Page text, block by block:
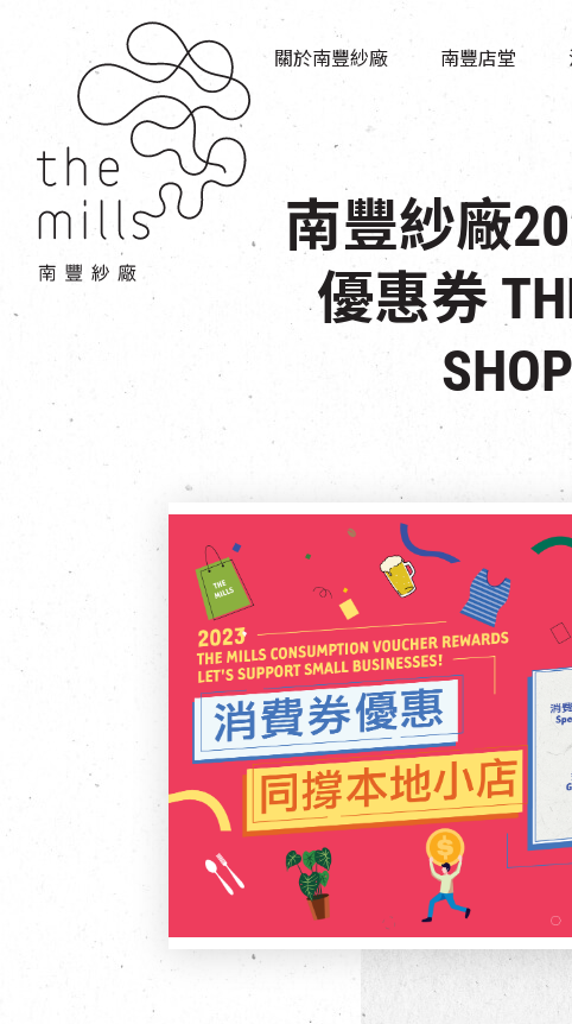
關於南豐紗廠
傳承與歷史
願景
媒體中心
南豐店堂
商店
南豐紗廠
優惠券